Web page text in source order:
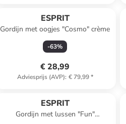
ESPRIT
Gordijn met oogjes "Cosmo" crème
-63%
€ 28,99
Adviesprijs (AVP): € 79,99*
ESPRIT
Gordijn met lussen "Fun"